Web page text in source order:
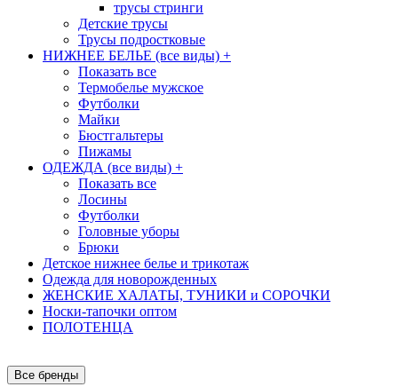
трусы стринги
Детские трусы
Трусы подростковые
НИЖНЕЕ БЕЛЬЕ (все виды) +
Показать все
Термобелье мужское
Футболки
Майки
Бюстгальтеры
Пижамы
ОДЕЖДА (все виды) +
Показать все
Лосины
Футболки
Головные уборы
Брюки
Детское нижнее белье и трикотаж
Одежда для новорожденных
ЖЕНСКИЕ ХАЛАТЫ, ТУНИКИ и СОРОЧКИ
Носки-тапочки оптом
ПОЛОТЕНЦА
Все бренды